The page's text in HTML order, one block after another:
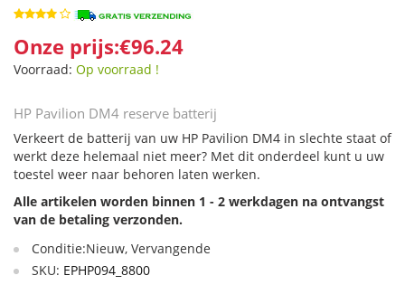
Onze prijs:€96.24
Voorraad: Op voorraad !
HP Pavilion DM4 reserve batterij
Verkeert de batterij van uw HP Pavilion DM4 in slechte staat of
werkt deze helemaal niet meer? Met dit onderdeel kunt u uw
toestel weer naar behoren laten werken.
Alle artikelen worden binnen 1 - 2 werkdagen na ontvangst
van de betaling verzonden.
Conditie:Nieuw, Vervangende
SKU: EPHP094_8800